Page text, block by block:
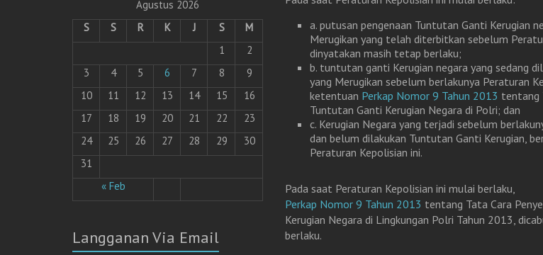
a. putusan pengenaan Tuntutan Ganti Kerugian
Merugikan yang telah diterbitkan sebelum
dinyatakan masih tetap berlaku;
b. tuntutan ganti Kerugian negara yang sedang
yang Merugikan sebelum berlakunya Peraturan
ketentuan Perkap Nomor 9 Tahun 2013 tentang
Tuntutan Ganti Kerugian Negara di Polri; dan
c. Kerugian Negara yang terjadi sebelum
dan belum dilakukan Tuntutan Ganti Kerugian,
Peraturan Kepolisian ini.
Pada saat Peraturan Kepolisian ini mulai berlaku,
Perkap Nomor 9 Tahun 2013 tentang Tata Cara
Kerugian Negara di Lingkungan Polri Tahun 2013,
berlaku.
Agustus 2026
S
S R K J S M
« Feb
1
2
3
4 5 6 7 8
9
10
11 12 13 14 15
16
17
18 19 20 21 22
23
24
25 26 27 28 29
30
31
Langganan Via Email